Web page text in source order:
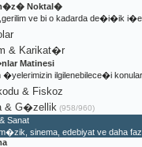
Noktal�
ve bi o kadarda de�i�ik
& Karikat�r
Matinesi
�yelerimizin ilgilenebilece�i
& Fiskoz
& G�zellik (958/960)
Sanat
sinema, edebiyat ve daha